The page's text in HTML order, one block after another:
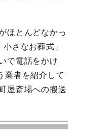
ほとんどなかっ
さなお葬式」
で電話をかけ
業者を紹介して
屋斎場への搬送